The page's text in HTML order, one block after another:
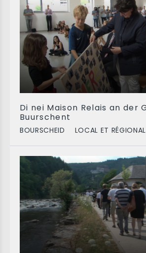
Di nei Maison Relais an der
Buurschent
BOURSCHEID LOCAL ET RÉGIONAL